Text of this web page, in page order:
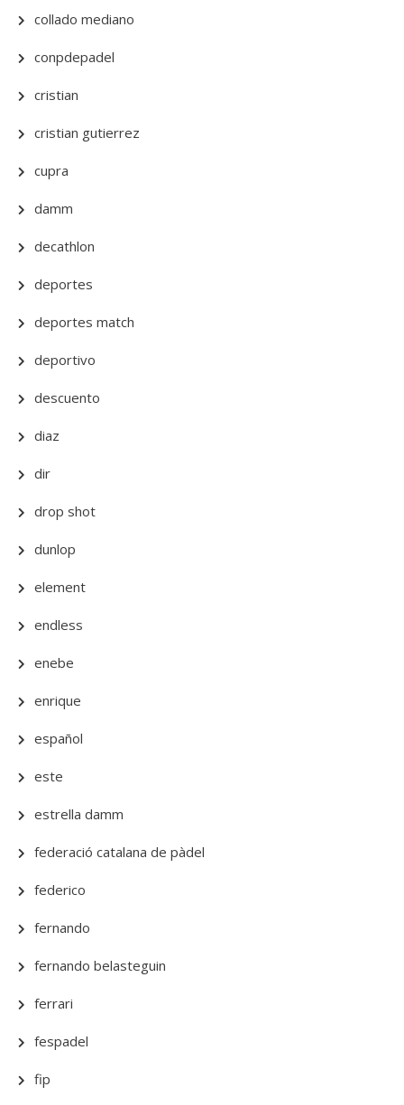
collado mediano
conpdepadel
cristian
cristian gutierrez
cupra
damm
decathlon
deportes
deportes match
deportivo
descuento
diaz
dir
drop shot
dunlop
element
endless
enebe
enrique
español
este
estrella damm
federació catalana de pàdel
federico
fernando
fernando belasteguin
ferrari
fespadel
fip